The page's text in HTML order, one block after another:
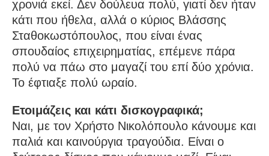
χρονιά εκεί. Δεν δούλευα πολύ, γιατί δεν ήταν
κάτι που ήθελα, αλλά ο κύριος Βλάσσης
Σταθοκωστόπουλος, που είναι ένας
σπουδαίος επιχειρηματίας, επέμενε πάρα
πολύ να πάω στο μαγαζί του επί δύο χρόνια.
Το έφτιαξε πολύ ωραίο.
Ετοιμάζεις και κάτι δισκογραφικά;
Ναι, με τον Χρήστο Νικολόπουλο κάνουμε και
παλιά και καινούργια τραγούδια. Είναι ο